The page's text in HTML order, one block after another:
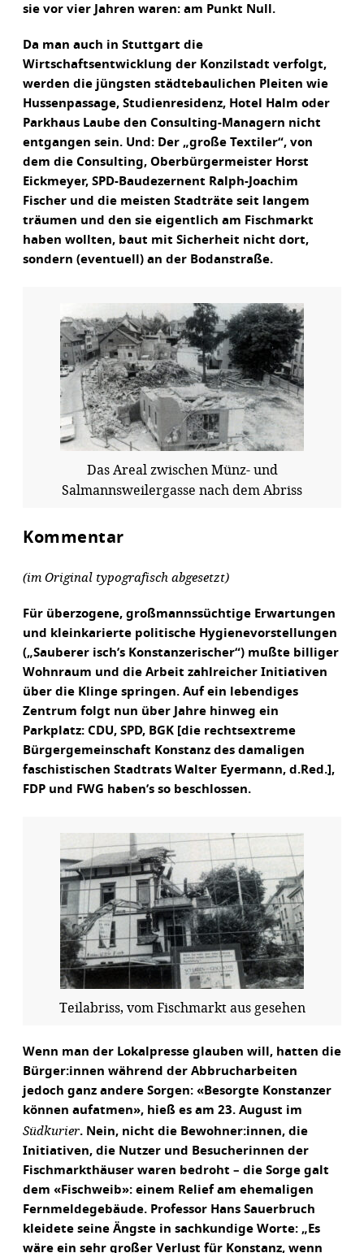
sie vor vier Jahren waren: am Punkt Null.
Da man auch in Stuttgart die
Wirtschaftsentwicklung der Konzilstadt verfolgt,
werden die jüngsten städtebaulichen Pleiten wie
Hussenpassage, Studienresidenz, Hotel Halm oder
Parkhaus Laube den Consulting-Managern nicht
entgangen sein. Und: Der „große Textiler“, von
dem die Consulting, Oberbürgermeister Horst
Eickmeyer, SPD-Baudezernent Ralph-Joachim
Fischer und die meisten Stadträte seit langem
träumen und den sie eigentlich am Fischmarkt
haben wollten, baut mit Sicherheit nicht dort,
sondern (eventuell) an der Bodanstraße.
Das Areal zwischen Münz- und
Salmannsweilergasse nach dem Abriss
Kommentar
(im Original typografisch abgesetzt)
Für überzogene, großmannssüchtige Erwartungen
und kleinkarierte politische Hygienevorstellungen
(„Sauberer isch’s Konstanzerischer“) mußte billiger
Wohnraum und die Arbeit zahlreicher Initiativen
über die Klinge springen. Auf ein lebendiges
Zentrum folgt nun über Jahre hinweg ein
Parkplatz: CDU, SPD, BGK [die rechtsextreme
Bürgergemeinschaft Konstanz des damaligen
faschistischen Stadtrats Walter Eyermann, d.Red.],
FDP und FWG haben’s so beschlossen.
Teilabriss, vom Fischmarkt aus gesehen
Wenn man der Lokalpresse glauben will, hatten die
Bürger:innen während der Abbrucharbeiten
jedoch ganz andere Sorgen: «Besorgte Konstanzer
können aufatmen», hieß es am 23. August im
Südkurier. Nein, nicht die Bewohner:innen, die
Initiativen, die Nutzer und Besucherinnen der
Fischmarkthäuser waren bedroht – die Sorge galt
dem «Fischweib»: einem Relief am ehemaligen
Fernmeldegebäude. Professor Hans Sauerbruch
kleidete seine Ängste in sachkundige Worte: „Es
wäre ein sehr großer Verlust für Konstanz, wenn